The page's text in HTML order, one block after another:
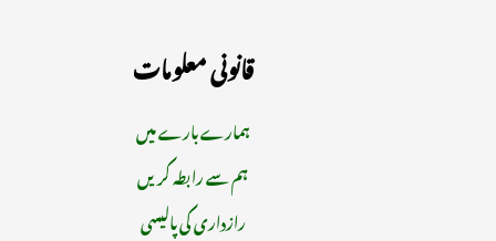
قانونی معلومات
ہمارے بارے میں
ہم سے رابطہ کریں
رازداری کی پالیسی